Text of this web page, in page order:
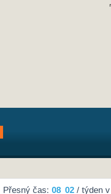
Přesný čas: 08 02/ týden v